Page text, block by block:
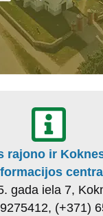
rajono ir
gada iela 7,
(+371)